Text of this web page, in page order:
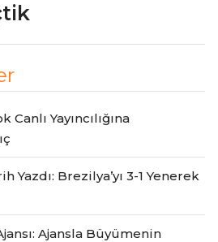
Yayıncılığına
Yazdı: Brezilya’yı 3-1 Yenerek
Ajansla Büyümenin